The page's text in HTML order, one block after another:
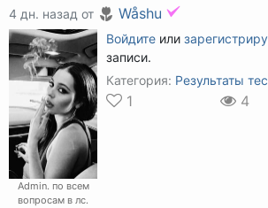
4 дн. назад от Wåshu
Аdmin. по всем
вопросам в лс.
Войдите или
записи.
Категория: Результаты
1 4